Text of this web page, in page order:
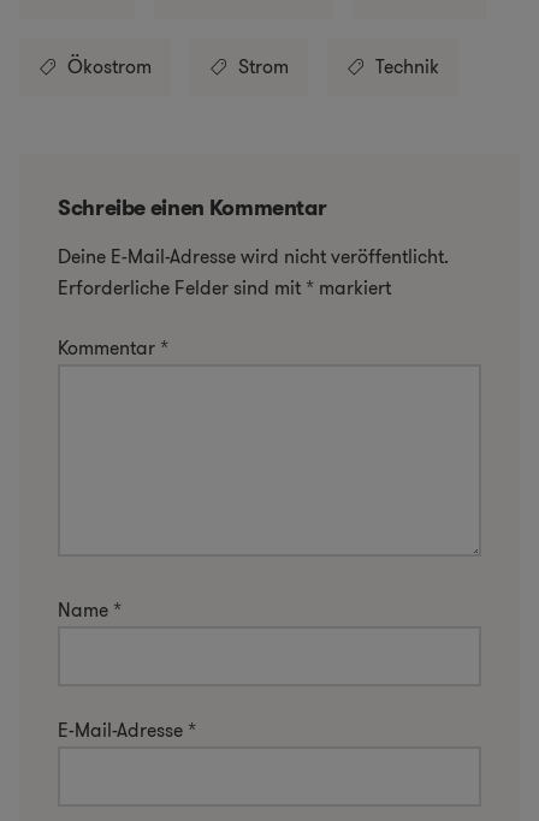
Ökostrom Strom Technik
Schreibe einen Kommentar
Deine E-Mail-Adresse wird nicht veröffentlicht.
Erforderliche Felder sind mit * markiert
Kommentar *
Name *
E-Mail-Adresse *